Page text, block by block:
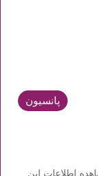
پانسیون
اطلاعات این